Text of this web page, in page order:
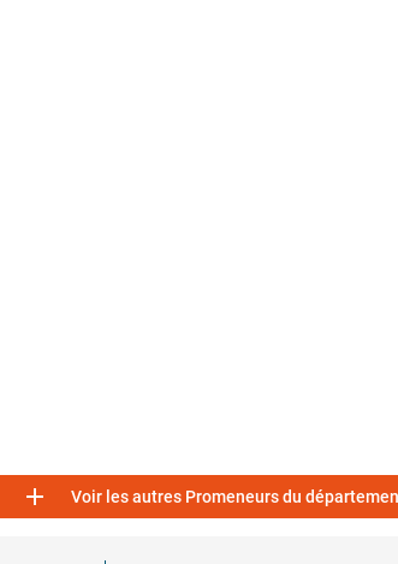
 Voir les autres Promeneurs du